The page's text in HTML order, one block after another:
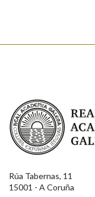
Real Academia Galega
Rúa Tabernas, 11
15001 - A Coruña